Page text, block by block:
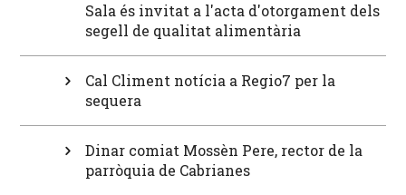
Sala és invitat a l'acta d'otorgament dels
segell de qualitat alimentària
Cal Climent notícia a Regio7 per la
sequera
Dinar comiat Mossèn Pere, rector de la
parròquia de Cabrianes